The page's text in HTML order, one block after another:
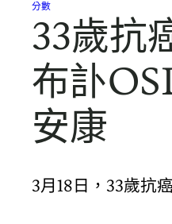
分數
33歲抗
布訃
安康
3月18日，33歲抗